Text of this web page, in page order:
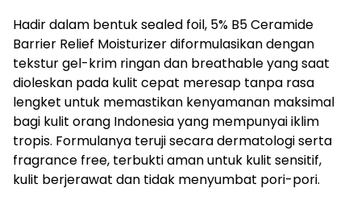
Hadir dalam bentuk sealed foil, 5% B5 Ceramide
Barrier Relief Moisturizer diformulasikan dengan
tekstur gel-krim ringan dan breathable yang saat
dioleskan pada kulit cepat meresap tanpa rasa
lengket untuk memastikan kenyamanan maksimal
bagi kulit orang Indonesia yang mempunyai iklim
tropis. Formulanya teruji secara dermatologi serta
fragrance free, terbukti aman untuk kulit sensitif,
kulit berjerawat dan tidak menyumbat pori-pori.